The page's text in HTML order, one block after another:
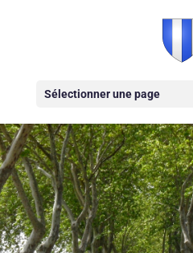
Sélectionner une page